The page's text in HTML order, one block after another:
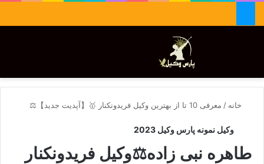
تغییر پوسته
خانه / معرفی 10 تا از بهترین وکیل فریدونکنار 🥇【آپدیت جدید】⚖️
وکیل نمونه پارس وکیل 2023
طاهره نبی زاده⚖️وکیل فریدونکنار